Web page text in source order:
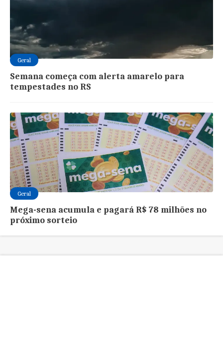
Geral
Semana começa com alerta amarelo para
tempestades no RS
Geral
Mega-sena acumula e pagará R$ 78 milhões no
próximo sorteio